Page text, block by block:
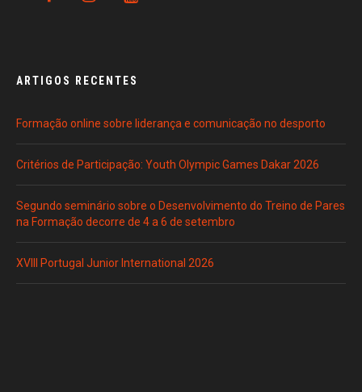
ARTIGOS RECENTES
Formação online sobre liderança e comunicação no desporto
Critérios de Participação: Youth Olympic Games Dakar 2026
Segundo seminário sobre o Desenvolvimento do Treino de Pares
na Formação decorre de 4 a 6 de setembro
XVIII Portugal Junior International 2026